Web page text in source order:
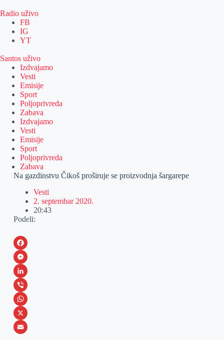
Radio uživo
FB
IG
YT
Santos uživo
Izdvajamo
Vesti
Emisije
Sport
Poljoprivreda
Zabava
Izdvajamo
Vesti
Emisije
Sport
Poljoprivreda
Zabava
Na gazdinstvu Čikoš proširuje se proizvodnja šargarepe
Vesti
2. septembar 2020.
20:43
Podeli:
F
a
c
e
b
o
M
e
s
s
e
L
i
n
k
V
i
b
W
h
X